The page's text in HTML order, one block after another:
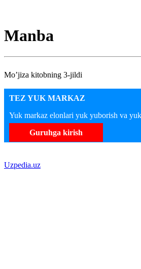
Manba
Mo’jiza kitobning 3-jildi
TEZ YUK MARKAZ
Yuk markaz elonlari yuk yuborish va
Guruhga kirish
Uzpedia.uz